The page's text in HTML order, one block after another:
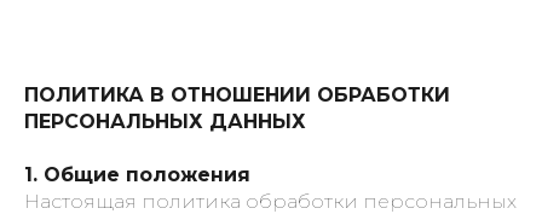
ПОЛИТИКА В ОТНОШЕНИИ ОБРАБОТКИ
ПЕРСОНАЛЬНЫХ ДАННЫХ
1. Общие положения
Настоящая политика обработки персональных